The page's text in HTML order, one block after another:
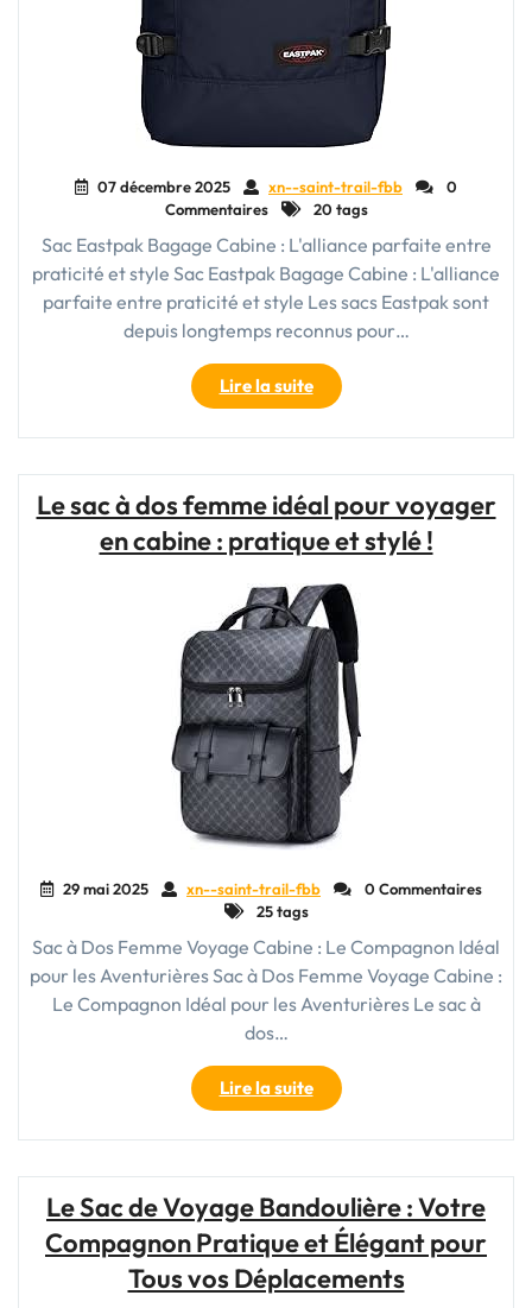
07 décembre 2025 xn--saint-trail-fbb
0
Commentaires
20 tags
Sac Eastpak Bagage Cabine : L'alliance parfaite entre
praticité et style Sac Eastpak Bagage Cabine : L'alliance
parfaite entre praticité et style Les sacs Eastpak sont
depuis longtemps reconnus pour…
Lire la suite"Le
sac
Eastpak
:
l’alliance
entre
praticité
et
style
pour
vos
voyages"
Le sac à dos femme idéal pour voyager
en cabine : pratique et stylé !
29 mai 2025 xn--saint-trail-fbb
0 Commentaires
25 tags
Sac à Dos Femme Voyage Cabine : Le Compagnon Idéal
pour les Aventurières Sac à Dos Femme Voyage Cabine :
Le Compagnon Idéal pour les Aventurières Le sac à
dos…
Lire la suite"Le
sac
à
idéal
pour
en
Le Sac de Voyage Bandoulière : Votre
Compagnon Pratique et Élégant pour
Tous vos Déplacements